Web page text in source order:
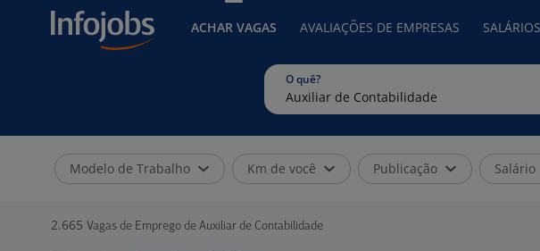
ACHAR VAGAS AVALIAÇÕES DE EMPRESAS SALÁRIOS
O quê?
Modelo de Trabalho Km de você Publicação Salário
2.665 Vagas de Emprego de Auxiliar de Contabilidade